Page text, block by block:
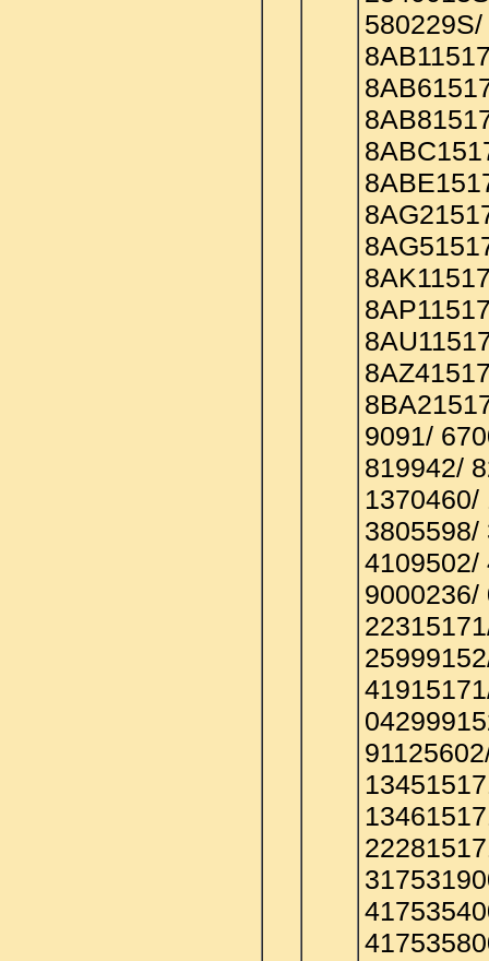
9091/
819942/
1370460/
3805598/
4109502/
9000236/